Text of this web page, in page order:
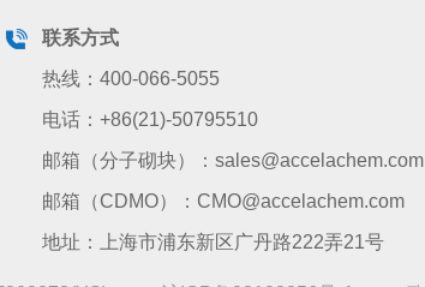
联系方式
热线：400-066-5055
电话：+86(21)-50795510
邮箱（分子砌块）：sales@accelachem.com
邮箱（CDMO）：CMO@accelachem.com
地址：上海市浦东新区广丹路222弄21号